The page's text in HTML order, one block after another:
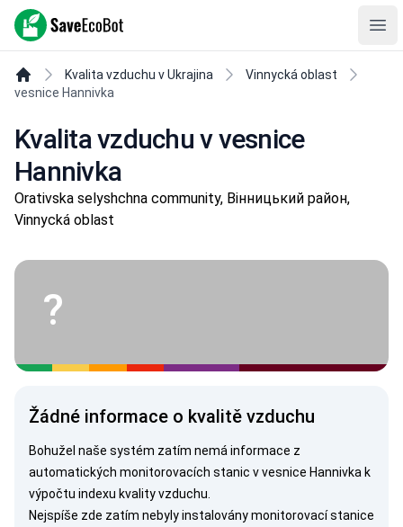
SaveEcoBot
Kvalita vzduchu v Ukrajina
Vinnycká oblast
vesnice Hannivka
Kvalita vzduchu v vesnice
Hannivka
Orativska selyshchna community, Вінницький район,
Vinnycká oblast
?
Žádné informace o kvalitě vzduchu
Bohužel naše systém zatím nemá informace z
automatických monitorovacích stanic v vesnice Hannivka k
výpočtu indexu kvality vzduchu.
Nejspíše zde zatím nebyly instalovány monitorovací stanice